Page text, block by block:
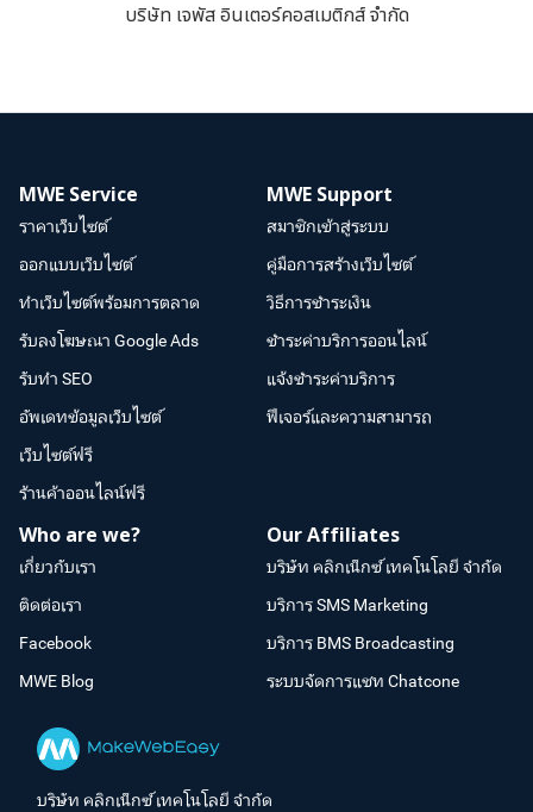
บริษัท เจพัส อินเตอร์คอสเมติกส์ จำกัด
MWE Service
ราคาเว็บไซต์
ออกแบบเว็บไซต์
ทำเว็บไซต์พร้อมการตลาด
รับลงโฆษณา Google Ads
รับทำ SEO
อัพเดทข้อมูลเว็บไซต์
เว็บไซต์ฟรี
ร้านค้าออนไลน์ฟรี
MWE Support
สมาชิกเข้าสู่ระบบ
คู่มือการสร้างเว็บไซต์
วิธีการชำระเงิน
ชำระค่าบริการออนไลน์
แจ้งชำระค่าบริการ
ฟีเจอร์และความสามารถ
Who are we?
เกี่ยวกับเรา
ติดต่อเรา
Facebook
MWE Blog
Our Affiliates
บริษัท คลิกเน็กซ์ เทคโนโลยี จำกัด
บริการ SMS Marketing
บริการ BMS Broadcasting
ระบบจัดการแชท Chatcone
บริษัท คลิกเน็กซ์ เทคโนโลยี จำกัด